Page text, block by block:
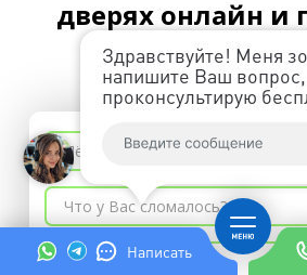
Написать
Здравствуйте! Меня
напишите Ваш вопрос,
проконсультирую
дверях онлайн и
скидку